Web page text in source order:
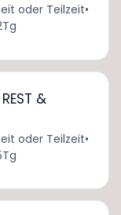
oder Teilzeit•
&
oder Teilzeit•